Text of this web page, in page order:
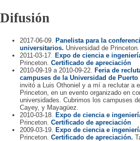
Difusión
2017-06-09. Panelista para la
universitarios. Universidad de Princeton.
2011-03-17. Expo de ciencia e
Princeton. Certificado de apreciación
2010-09-19 a 2010-09-22. Feria de
campuses de la Universidad de Puerto
invitó a Luis Othoniel y a mí a reclutar a
Princeton, en un evento organizado en
universidades. Cubrimos los campuses
Cayey, y Mayagüez.
2010-03-18. Expo de ciencia e
Princeton. Certificado de apreciación
2009-03-19. Expo de ciencia e
Princeton. Certificado de apreciación.